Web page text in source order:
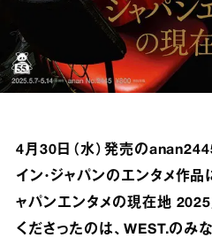
4月30日（水）発売の
イン・ジャパンのエンタメ作
ャパンエンタメの現在地 2025
くださったのは、WEST.のみ